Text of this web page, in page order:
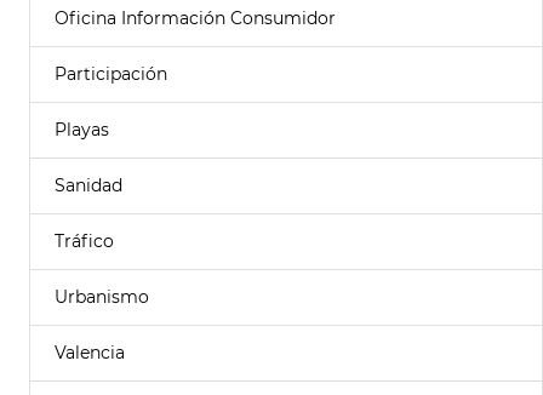
Oficina Información Consumidor
Participación
Playas
Sanidad
Tráfico
Urbanismo
Valencia